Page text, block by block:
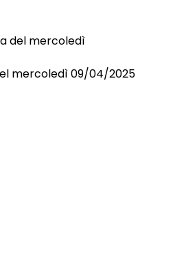
del mercoledì
mercoledì 09/04/2025